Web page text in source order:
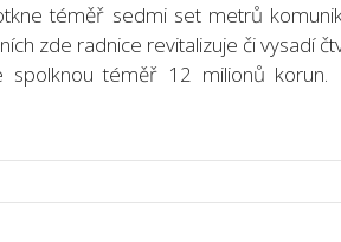
téměř sedmi set metrů
zde radnice revitalizuje či vysadí
spolknou téměř 12 milionů korun.